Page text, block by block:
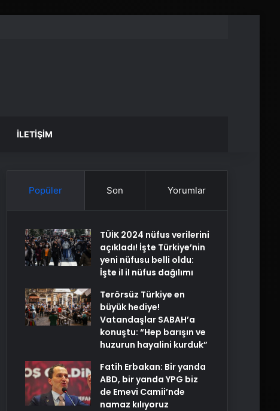
İLETIŞIM
Popüler Son Yorumlar
TÜİK 2024 nüfus verilerini
açıkladı! İşte Türkiye’nin
yeni nüfusu belli oldu:
İşte il il nüfus dağılımı
Terörsüz Türkiye en
büyük hediye!
Vatandaşlar SABAH’a
konuştu: “Hep barışın ve
huzurun hayalini kurduk”
Fatih Erbakan: Bir yanda
ABD, bir yanda YPG biz
de Emevi Camii’nde
namaz kılıyoruz